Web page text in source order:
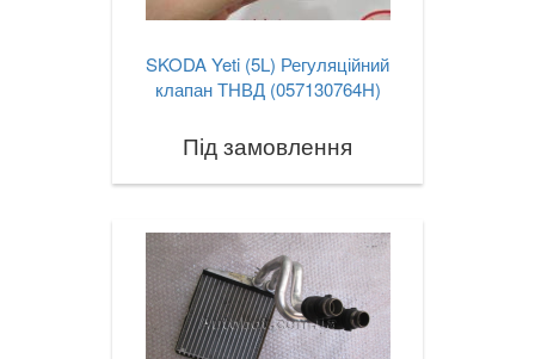
SKODA Yeti (5L) Регуляційний
клапан ТНВД (057130764H)
Під замовлення